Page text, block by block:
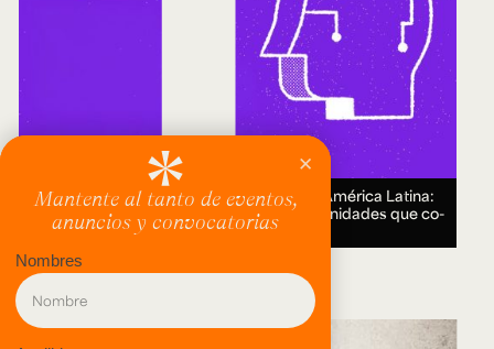
Encuentro Humanidades Digitales en América Latina:
genealogías, conocimiento abierto y comunidades que co-
crean.18 AUG 2026.
evento